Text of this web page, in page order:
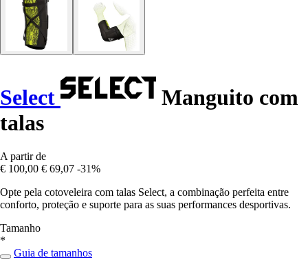
Select
Manguito com
talas
A partir de
€ 100,00 € 69,07 -31%
Opte pela cotoveleira com talas Select, a combinação perfeita entre
conforto, proteção e suporte para as suas performances desportivas.
Tamanho
*
Guia de tamanhos